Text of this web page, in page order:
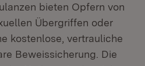
bieten Opfern von
Übergriffen oder
kostenlose, vertrauliche
Beweissicherung. Die